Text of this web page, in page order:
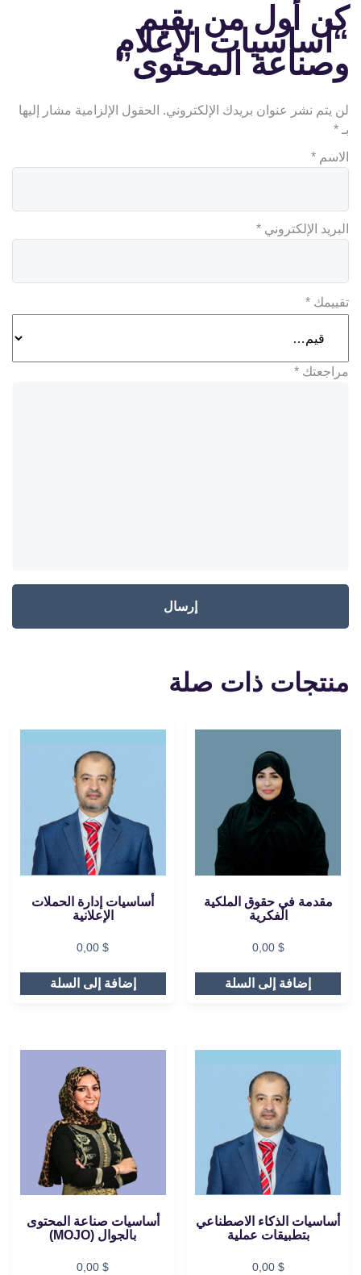
كن أول من يقيم
“أساسيات الإعلام
وصناعة المحتوى”
لن يتم نشر عنوان بريدك الإلكتروني. الحقول الإلزامية مشار إليها
بـ *
الاسم *
البريد الإلكتروني *
تقييمك *
مراجعتك *
منتجات ذات صلة
مقدمة في حقوق الملكية
الفكرية
0,00 $
إضافة إلى السلة
أساسيات إدارة الحملات
الإعلانية
0,00$
إضافة إلى السلة
أساسيات الذكاء الاصطناعي
بتطبيقات عملية
0,00 $
أساسيات صناعة المحتوى
بالجوال (MOJO)
0,00$